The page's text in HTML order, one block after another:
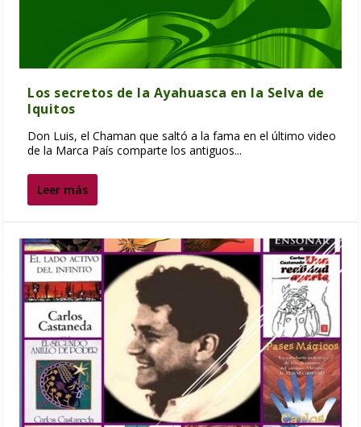
Los secretos de la Ayahuasca en la Selva de
Iquitos
Don Luis, el Chaman que saltó a la fama en el último video
de la Marca País comparte los antiguos...
Leer más